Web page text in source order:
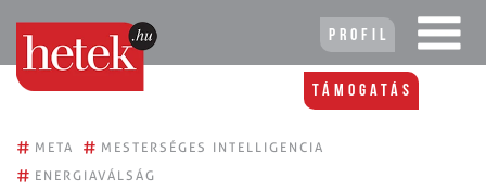
Profil
Támogatás
# META # MESTERSÉGES INTELLIGENCIA
# ENERGIAVÁLSÁG